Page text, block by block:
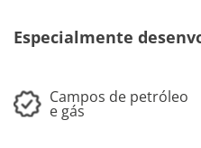
Especialmente
Campos de petróleo
e gás